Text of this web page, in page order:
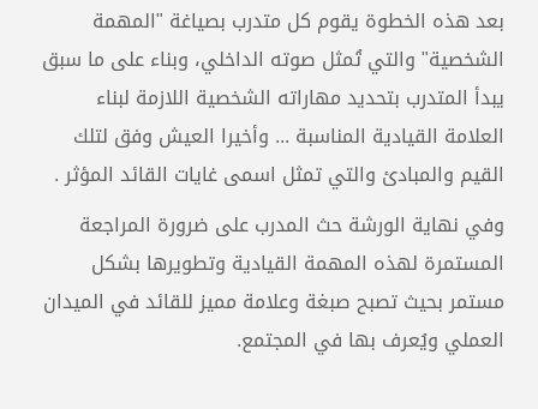
بعد هذه الخطوة يقوم كل متدرب بصياغة "المهمة
الشخصية" والتي تُمثل صوته الداخلي، وبناء على ما سبق
يبدأ المتدرب بتحديد مهاراته الشخصية اللازمة لبناء
العلامة القيادية المناسبة ... وأخيرا العيش وفق لتلك
القيم والمبادئ والتي تمثل اسمى غايات القائد المؤثر .
وفي نهاية الورشة حث المدرب على ضرورة المراجعة
المستمرة لهذه المهمة القيادية وتطويرها بشكل
مستمر بحيث تصبح صبغة وعلامة مميز للقائد في الميدان
العملي ويُعرف بها في المجتمع.